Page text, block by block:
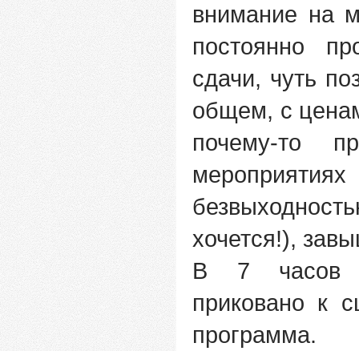
внимание на
постоянно
сдачи, чуть
общем, с
почему-то
мероприятиях
хочется!),
В 7 часов
приковано к
программа.